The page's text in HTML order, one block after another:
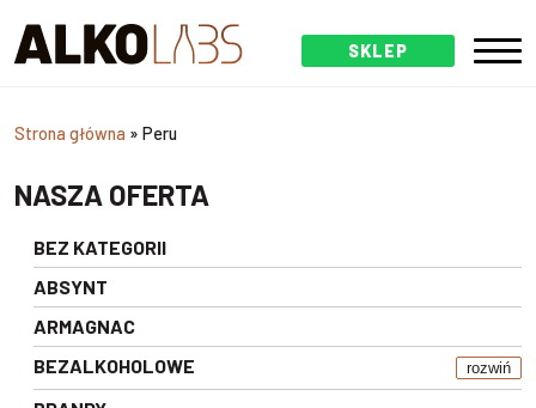
SKLEP
Strona główna » Peru
NASZA OFERTA
BEZ KATEGORII
ABSYNT
ARMAGNAC
BEZALKOHOLOWE
rozwiń